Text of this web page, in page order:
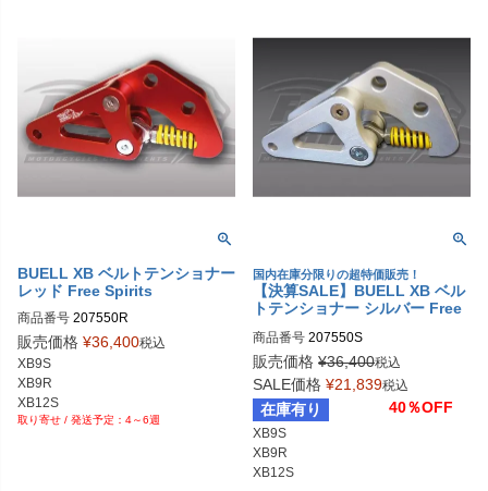
BUELL XB ベルトテンショナー
レッド Free Spirits
商品番号 207550R
販売価格 ¥36,400税込
XB9S
XB9R
XB12S
4～6週
国内在庫分限りの超特価販売！
【決算SALE】BUELL XB ベル
トテンショナー シルバー Free
商品番号 207550S
販売価格 ¥36,400税込
SALE価格 ¥21,839税込
在庫有り 40％OFF
XB9S
XB9R
XB12S